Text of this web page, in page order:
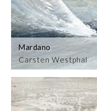
Carsten Westphal
Mardano